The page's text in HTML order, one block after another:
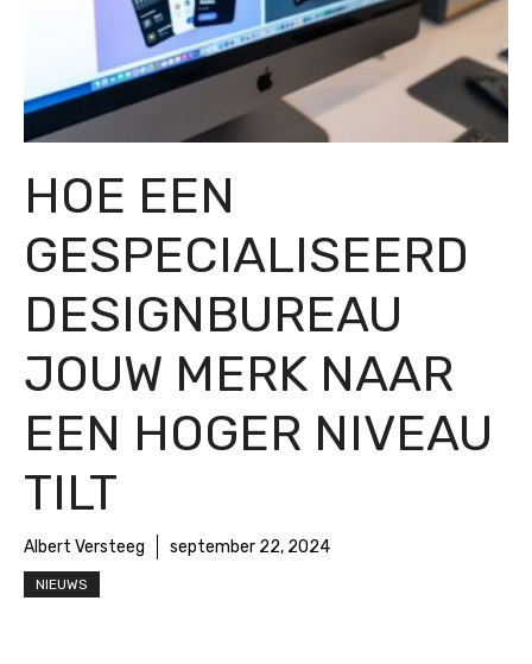
HOE EEN
GESPECIALISEERD
DESIGNBUREAU
JOUW MERK NAAR
EEN HOGER NIVEAU
TILT
Albert Versteeg september 22, 2024
NIEUWS